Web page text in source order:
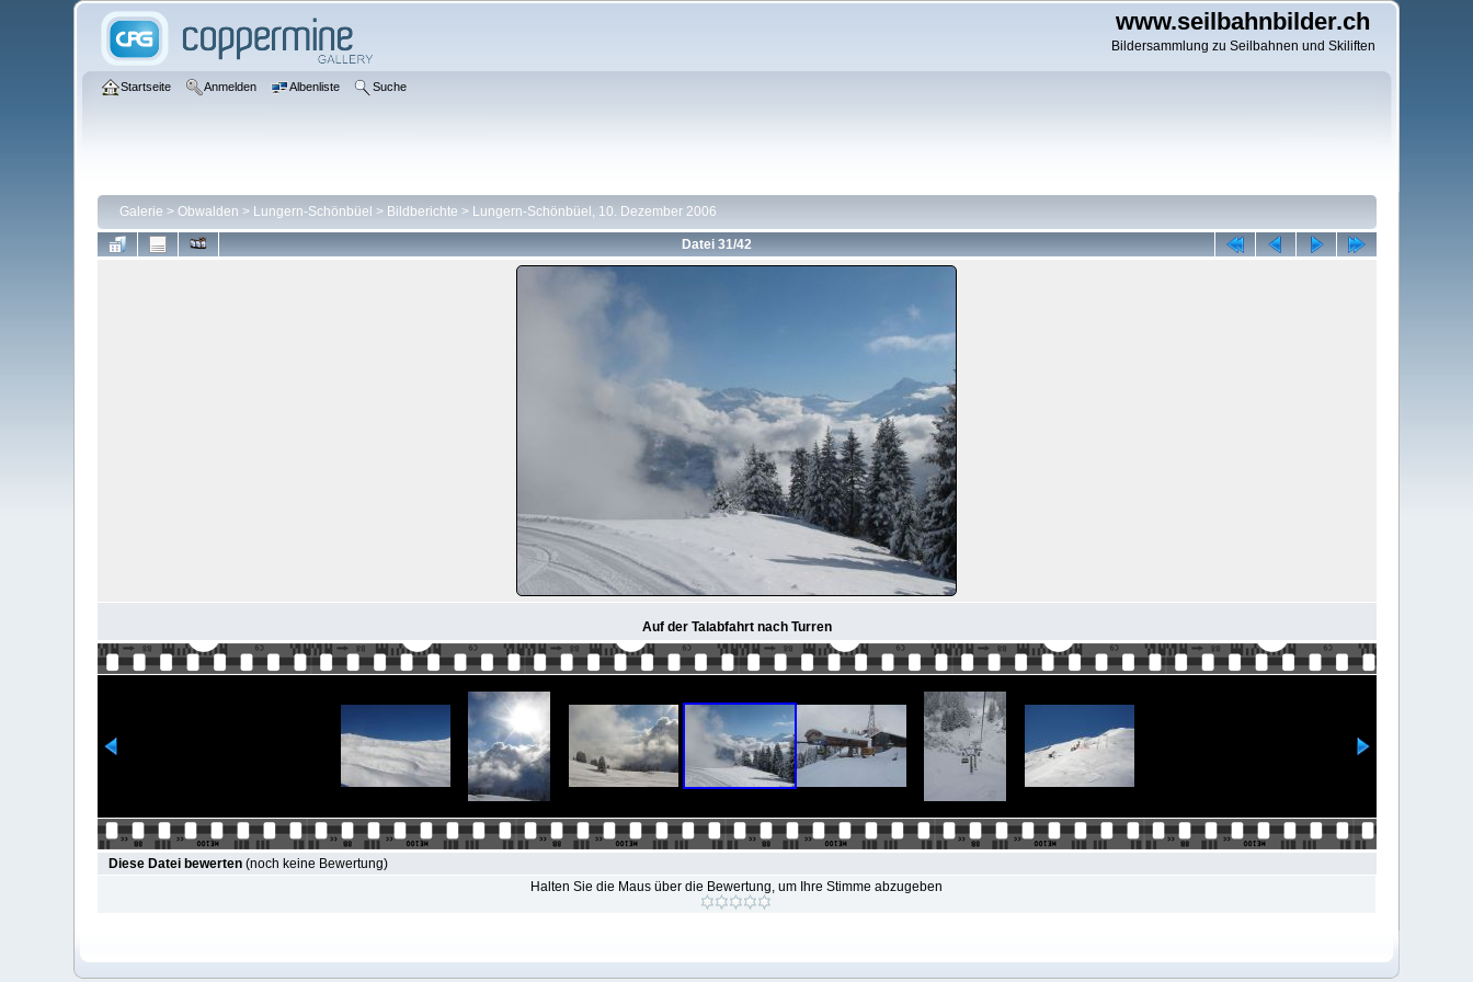
www.seilbahnbilder.ch
Bildersammlung zu Seilbahnen und Skiliften
Startseite Anmelden Albenliste Suche
Galerie > Obwalden > Lungern-Schönbüel > Bildberichte > Lungern-Schönbüel, 10. Dezember 2006
Datei 31/42
Auf der Talabfahrt nach Turren
Diese Datei bewerten(noch keine Bewertung)
Halten Sie die Maus über die Bewertung, um Ihre Stimme abzugeben